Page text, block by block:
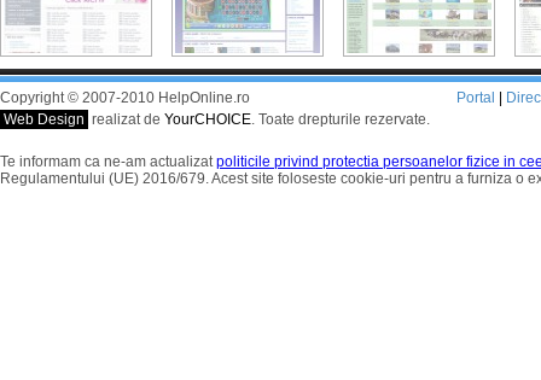
Copyright © 2007-2010 HelpOnline.ro
Web Design realizat de YourCHOICE. Toate drepturile rezervate.
Portal
Te informam ca ne-am actualizatpoliticile privind protectia persoanelor fizice in
Regulamentului (UE) 2016/679. Acest site foloseste cookie-uri pentru a furniza o